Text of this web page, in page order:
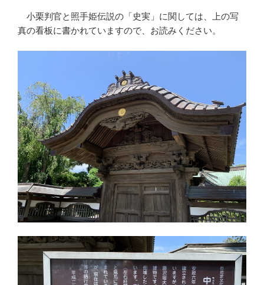
小栗判官と照手姫伝説の「史実」に関しては、上の写
真の看板に書かれていますので、お読みください。